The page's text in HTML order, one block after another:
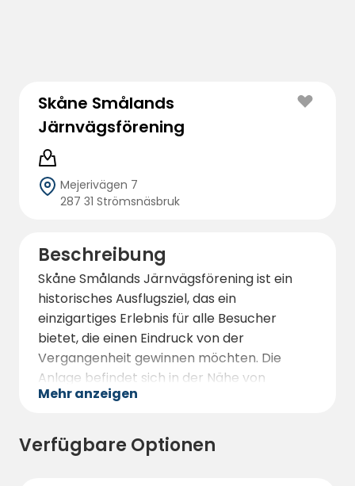
Skåne Smålands
Järnvägsförening
Mejerivägen 7
287 31 Strömsnäsbruk
Beschreibung
Skåne Smålands Järnvägsförening ist ein
historisches Ausflugsziel, das ein
einzigartiges Erlebnis für alle Besucher
bietet, die einen Eindruck von der
Vergangenheit gewinnen möchten. Die
Anlage befindet sich in der Nähe von
Strömsnäsbruk in Småland und bietet eine
unvergesslichen Aufenthalt. Hier können Sie
authentische Züge aus der Vergangenheit,
Mehr anzeigen
Verfügbare Optionen